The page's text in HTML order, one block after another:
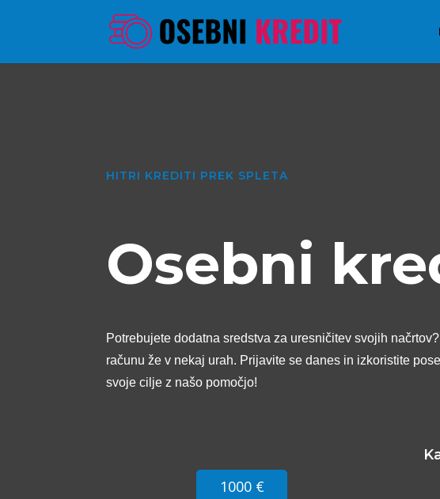
HITRI KREDITI PREK SPLETA
Osebni
Potrebujete dodatna sredstva za uresničitev svojih
računu že v nekaj urah. Prijavite se danes in izkoristite
svoje cilje z našo pomočjo!
1000 €